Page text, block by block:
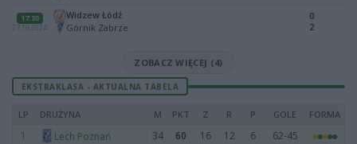
17:30
27.10.2024
Widzew Łódź
Górnik Zabrze
0
2
ZOBACZ WIĘCEJ (4)
EKSTRAKLASA - AKTUALNA TABELA
LP DRUŻYNA M PKT Z R P GOLE FORMA
1 Lech Poznań 34 60 16 12 6
62-45